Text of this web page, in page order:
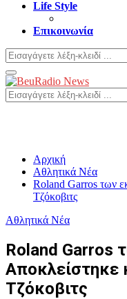
Life Style
Επικοινωνία
Search
for:
Primary
Menu
Search
for:
Αρχική
Αθλητικά Νέα
Roland Garros των
Τζόκοβιτς
Αθλητικά Νέα
Roland Garros
Αποκλείστηκε
Τζόκοβιτς